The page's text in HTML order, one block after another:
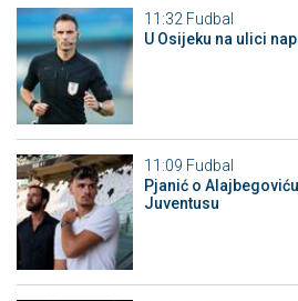
11:32 Fudbal
U Osijeku na ulici
11:09 Fudbal
Pjanić o
Juventusu